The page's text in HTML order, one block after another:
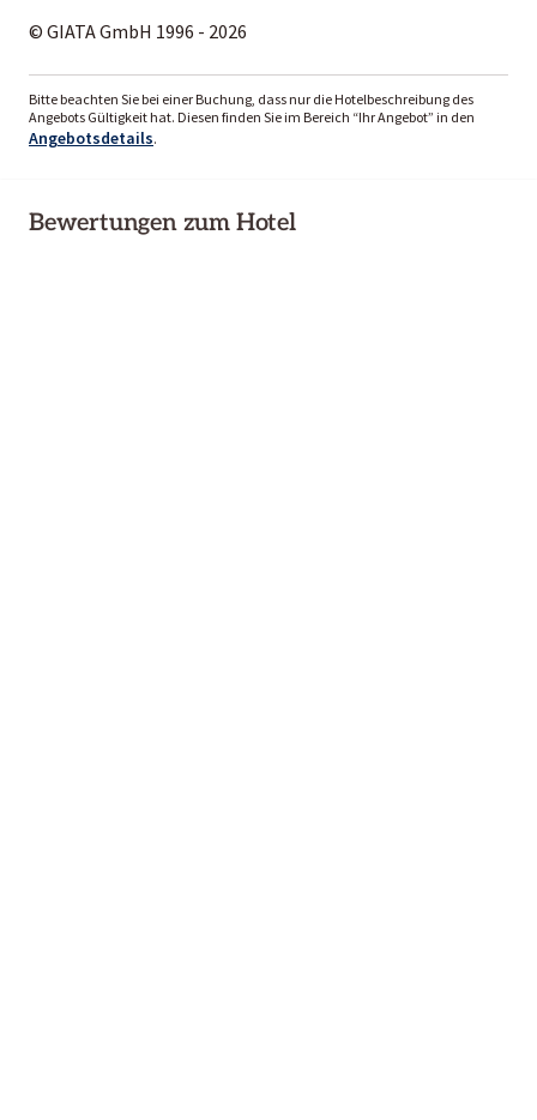
© GIATA GmbH 1996 - 2026
Bitte beachten Sie bei einer Buchung, dass nur die Hotelbeschreibung des
Angebots Gültigkeit hat. Diesen finden Sie im Bereich “Ihr Angebot” in den
Angebotsdetails.
Bewertungen zum Hotel